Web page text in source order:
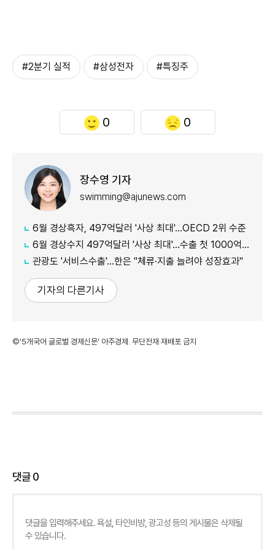
#2분기 실적 #삼성전자 #특징주
0 0
장수영 기자
swimming@ajunews.com
6월 경상흑자, 497억달러 '사상 최대'…OECD 2위 수준
6월 경상수지 497억달러 '사상 최대'…수출 첫 1000억달러 돌파
관광도 '서비스수출'…한은 "체류·지출 늘려야 성장효과"
기자의 다른기사
©'5개국어 글로벌 경제신문' 아주경제. 무단전재·재배포 금지
댓글0